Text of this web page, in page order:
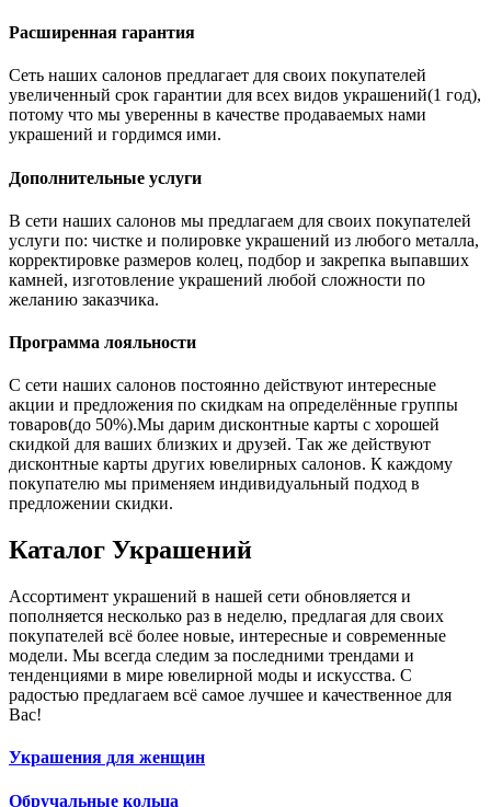
Расширенная гарантия
Сеть наших салонов предлагает для своих покупателей
увеличенный срок гарантии для всех видов украшений(1 год),
потому что мы уверенны в качестве продаваемых нами
украшений и гордимся ими.
Дополнительные услуги
В сети наших салонов мы предлагаем для своих покупателей
услуги по: чистке и полировке украшений из любого металла,
корректировке размеров колец, подбор и закрепка выпавших
камней, изготовление украшений любой сложности по
желанию заказчика.
Программа лояльности
С сети наших салонов постоянно действуют интересные
акции и предложения по скидкам на определённые группы
товаров(до 50%).Мы дарим дисконтные карты с хорошей
скидкой для ваших близких и друзей. Так же действуют
дисконтные карты других ювелирных салонов. К каждому
покупателю мы применяем индивидуальный подход в
предложении скидки.
Каталог Украшений
Ассортимент украшений в нашей сети обновляется и
пополняется несколько раз в неделю, предлагая для своих
покупателей всё более новые, интересные и современные
модели. Мы всегда следим за последними трендами и
тенденциями в мире ювелирной моды и искусства. С
радостью предлагаем всё самое лучшее и качественное для
Вас!
Украшения для женщин
Обручальные кольца